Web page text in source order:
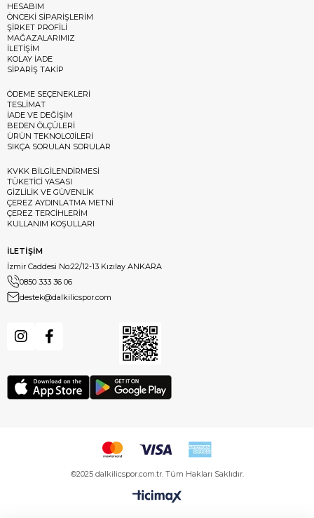
HESABIM
ÖNCEKİ SİPARİŞLERİM
ŞİRKET PROFİLİ
MAĞAZALARIMIZ
İLETİŞİM
KOLAY İADE
SİPARİŞ TAKİP
ÖDEME SEÇENEKLERİ
TESLİMAT
İADE VE DEĞİŞİM
BEDEN ÖLÇÜLERİ
ÜRÜN TEKNOLOJİLERİ
SIKÇA SORULAN SORULAR
KVKK BİLGİLENDİRMESİ
TÜKETİCİ YASASI
GİZLİLİK VE GÜVENLİK
ÇEREZ AYDINLATMA METNİ
ÇEREZ TERCİHLERİM
KULLANIM KOŞULLARI
İLETİŞİM
İzmir Caddesi No:22/12-13 Kızılay ANKARA
0850 333 36 06
destek@dalkilicspor.com
©2025 dalkilicspor.com.tr. Tüm Hakları Saklıdır.